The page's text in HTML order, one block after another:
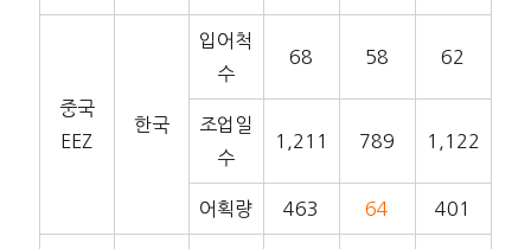
중국
EEZ
한국
입어척
수
68 58 62
조업일
수
1,211 789 1,122
어획량 463 64 401